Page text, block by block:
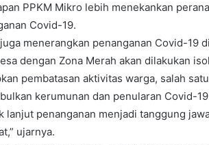
PPKM Mikro lebih menekankan
Covid-19.
menerangkan penanganan Covid-19
dengan Zona Merah akan dilakukan
pembatasan aktivitas warga, salah
kerumunan dan penularan Covid-
lanjut penanganan menjadi tanggung
ujarnya.